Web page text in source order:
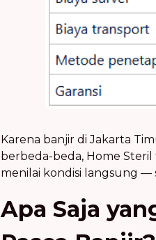
Karena banjir di Jakarta
berbeda-beda, Home
menilai kondisi langsung —
Apa Saja